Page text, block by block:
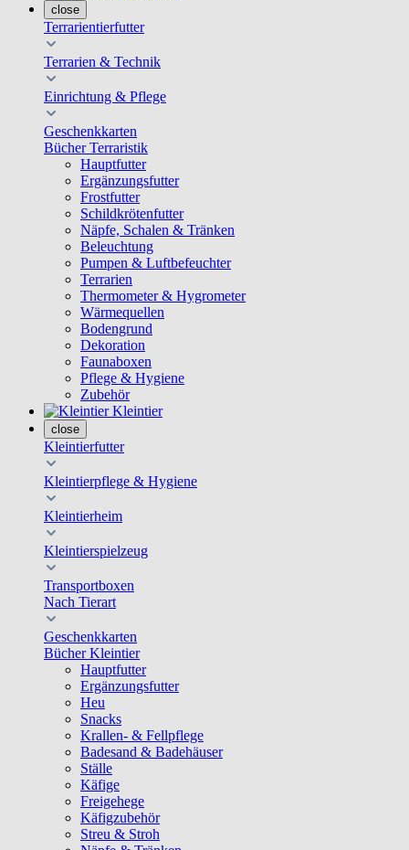
close
Terrarientierfutter
Terrarien & Technik
Einrichtung & Pflege
Geschenkkarten
Bücher Terraristik
Hauptfutter
Ergänzungsfutter
Frostfutter
Schildkrötenfutter
Näpfe, Schalen & Tränken
Beleuchtung
Pumpen & Luftbefeuchter
Terrarien
Thermometer & Hygrometer
Wärmequellen
Bodengrund
Dekoration
Faunaboxen
Pflege & Hygiene
Zubehör
Kleintier
close
Kleintierfutter
Kleintierpflege & Hygiene
Kleintierheim
Kleintierspielzeug
Transportboxen
Nach Tierart
Geschenkkarten
Bücher Kleintier
Hauptfutter
Ergänzungsfutter
Heu
Snacks
Krallen- & Fellpflege
Badesand & Badehäuser
Ställe
Käfige
Freigehege
Käfigzubehör
Streu & Stroh